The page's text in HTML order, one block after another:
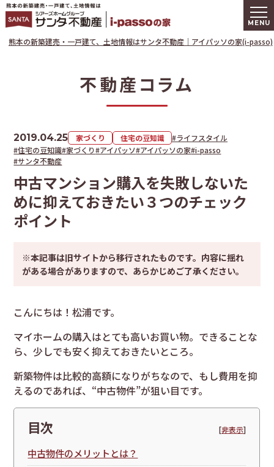
熊本の新築
熊本の新築建売・一戸建て、土地情報はサンタ不動産｜アイパッソの家(i-passo)
不動産コラム
2019.04.25 家づくり 住宅の豆知識
#ライフスタイル
#住宅の豆知識#家づくり#アイパッソ#アイパッソの家#i-passo
#サンタ不動産
中古マンション購入を失敗しないた
めに抑えておきたい３つのチェック
ポイント
※本記事は旧サイトから移行されたものです。内容に揺れ
がある場合がありますので、あらかじめご了承ください。
こんにちは！松浦です。
マイホームの購入はとても高いお買い物。できることな
ら、少しでも安く抑えておきたいところ。
新築物件は比較的高額になりがちなので、もし費用を抑
えるのであれば、“中古物件”が狙い目です。
目次 [非表示]
中古物件のメリットとは？